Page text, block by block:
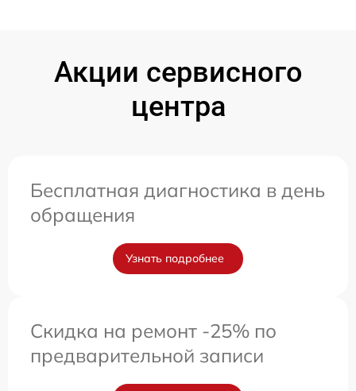
Акции сервисного
центра
Бесплатная диагностика в день
обращения
Узнать подробнее
Скидка на ремонт -25% по
предварительной записи